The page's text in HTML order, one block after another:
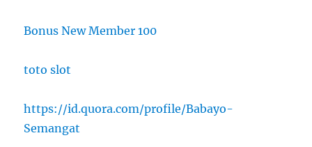
Bonus New Member 100
toto slot
https://id.quora.com/profile/Babayo-
Semangat